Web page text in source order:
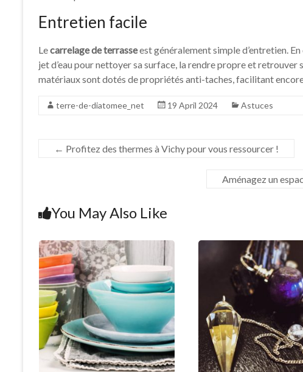
Entretien facile
Lecarrelage de terrasseest généralement simple d’entretien.
jet d’eau pour nettoyer sa surface, la rendre propre et retrouver
matériaux sont dotés de propriétés anti-taches, facilitant
terre-de-diatomee_net 19 April 2024 Astuces
← Profitez des thermes à Vichy pour vous ressourcer !
Aménagez un
You May Also Like